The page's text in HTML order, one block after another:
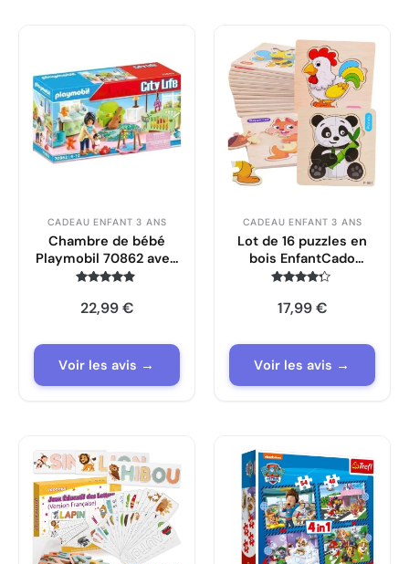
CADEAU ENFANT 3 ANS
Chambre de bébé
Playmobil 70862 avec
poupée et
4.7
sur 5
22,99€
Voir les avis →
CADEAU ENFANT 3 ANS
Lot de 16 puzzles en
bois EnfantCado
animaux
4.1
sur 5
17,99€
Voir les avis →